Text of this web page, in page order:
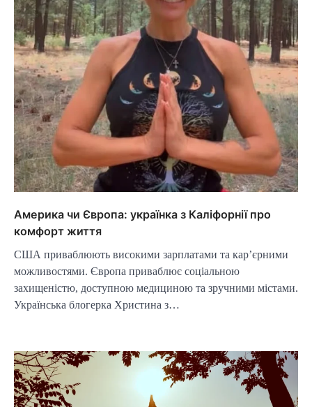
Америка чи Європа: українка з Каліфорнії про
комфорт життя
США приваблюють високими зарплатами та кар’єрними
можливостями. Європа приваблює соціальною
захищеністю, доступною медициною та зручними містами.
Українська блогерка Христина з…